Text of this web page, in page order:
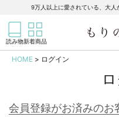
9万人以上に愛されている、大
読み物新着商品
商品を検索
HOME ログイン
靴下
タイツ／レギンス
会員登録がお済みのお